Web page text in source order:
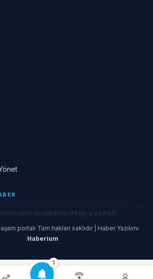
1
portalı Tüm hakları saklıdır | Haber Yazılımı
:Haberium